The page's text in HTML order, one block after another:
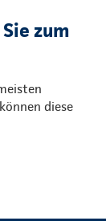
zum
diese